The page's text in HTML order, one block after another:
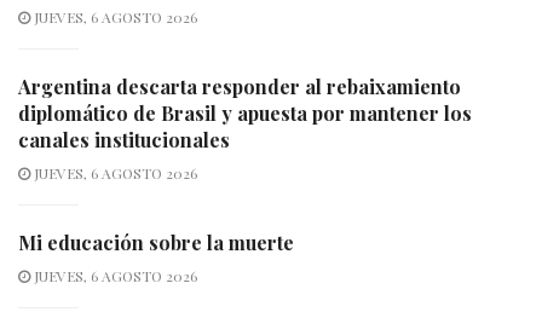
JUEVES, 6 AGOSTO 2026
Argentina descarta responder al rebaixamiento
diplomático de Brasil y apuesta por mantener los
canales institucionales
JUEVES, 6 AGOSTO 2026
Mi educación sobre la muerte
JUEVES, 6 AGOSTO 2026